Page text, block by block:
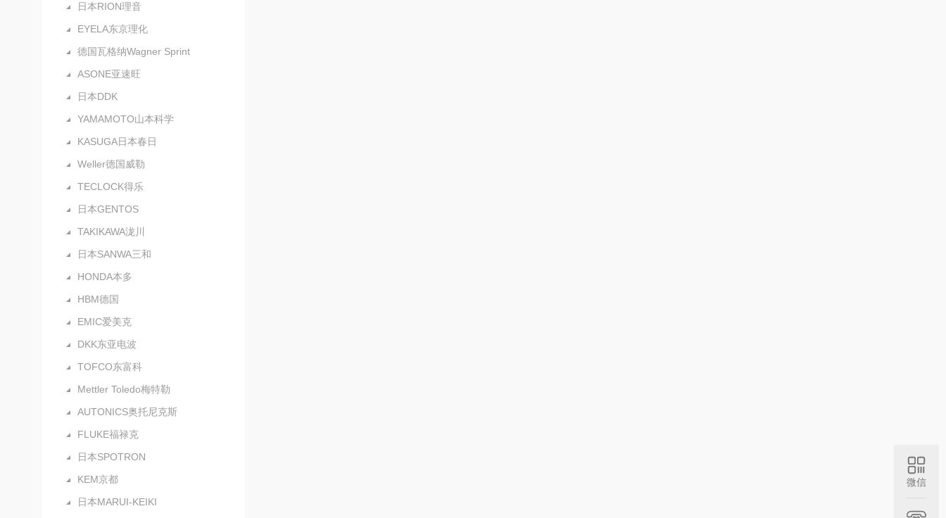
日本RION理音
EYELA东京理化
德国瓦格纳Wagner Sprint
ASONE亚速旺
日本DDK
YAMAMOTO山本科学
KASUGA日本春日
Weller德国威勒
TECLOCK得乐
日本GENTOS
TAKIKAWA泷川
日本SANWA三和
HONDA本多
HBM德国
EMIC爱美克
DKK东亚电波
TOFCO东富科
Mettler Toledo梅特勒
AUTONICS奥托尼克斯
FLUKE福禄克
日本SPOTRON
KEM京都
日本MARUI-KEIKI
微信